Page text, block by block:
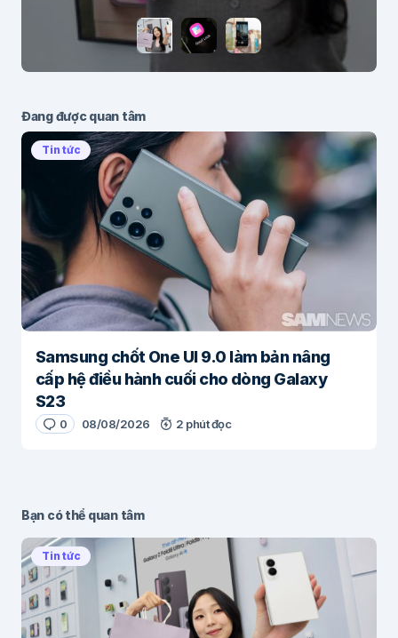
Đang được quan tâm
Tin tức
Samsung chốt One UI 9.0 làm bản nâng
cấp hệ điều hành cuối cho dòng Galaxy
S23
0 08/08/2026 2 phút đọc
Bạn có thể quan tâm
Tin tức